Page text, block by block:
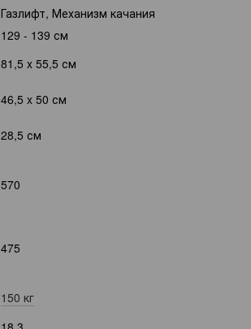
Газлифт, Механизм качания
129 - 139 см
81,5 x 55,5 см
46,5 x 50 см
28,5 см
570
475
150 кг